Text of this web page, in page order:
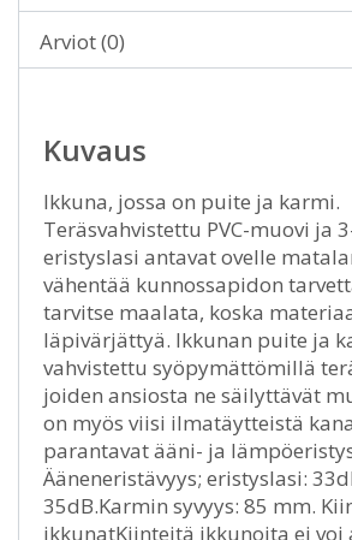
Arviot (0)
Kuvaus
Ikkuna, jossa on puite ja karmi.
Teräsvahvistettu PVC-muovi ja
eristyslasi antavat ovelle
vähentää kunnossapidon
tarvitse maalata, koska
läpivärjättyä. Ikkunan puite ja
vahvistettu syöpymättömillä
joiden ansiosta ne säilyttävät
on myös viisi ilmatäytteistä
parantavat ääni- ja
Ääneneristävyys; eristyslasi:
35dB.Karmin syvyys: 85 mm.
ikkunatKiinteitä ikkunoita ei voi